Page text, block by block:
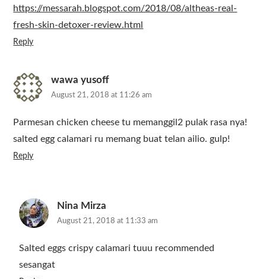
https://messarah.blogspot.com/2018/08/altheas-real-
fresh-skin-detoxer-review.html
Reply
wawa yusoff
August 21, 2018 at 11:26 am
Parmesan chicken cheese tu memanggil2 pulak rasa nya!
salted egg calamari ru memang buat telan ailio. gulp!
Reply
Nina Mirza
August 21, 2018 at 11:33 am
Salted eggs crispy calamari tuuu recommended
sesangat